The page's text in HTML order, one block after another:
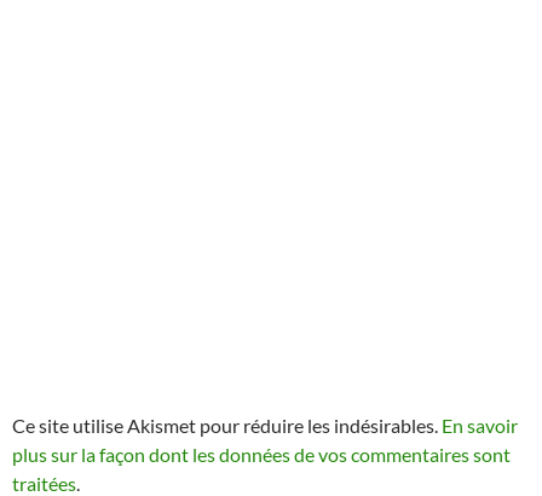
Ce site utilise Akismet pour réduire les indésirables. En savoir
plus sur la façon dont les données de vos commentaires sont
traitées